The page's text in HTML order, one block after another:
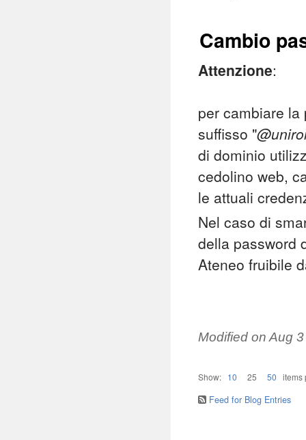
Cambio
Attenzione:
per cambiare
suffisso "
di dominio
cedolino web,
le attuali
Nel caso di
della password
Ateneo fruibile
Modified on Aug
Show: 10 25 50 items
Feed for Blog Entries